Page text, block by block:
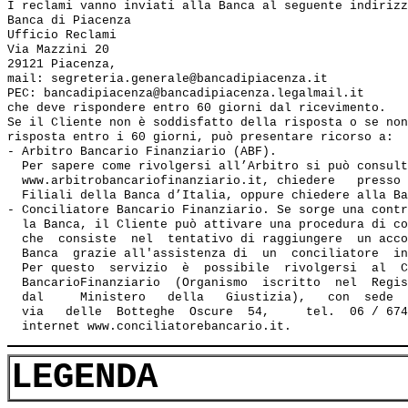
I reclami vanno inviati alla Banca al seguente
Banca di Piacenza
Ufficio Reclami
Via Mazzini 20
29121 Piacenza,
mail: segreteria.generale@bancadipiacenza.it
PEC: bancadipiacenza@bancadipiacenza.legalmail.it
che deve rispondere entro 60 giorni dal ricevimento.
Se il Cliente non è soddisfatto della risposta o se
risposta entro i 60 giorni, può presentare ricorso a:
- Arbitro Bancario Finanziario (ABF).
Per sapere come rivolgersi all’Arbitro si può
www.arbitrobancariofinanziario.it, chiedere   presso
Filiali della Banca d’Italia, oppure chiedere alla
- Conciliatore Bancario Finanziario. Se sorge una
la Banca, il Cliente può attivare una procedura di
che  consiste  nel  tentativo di raggiungere  un
Banca  grazie all'assistenza di  un  conciliatore
Per questo  servizio  è  possibile  rivolgersi  al
BancarioFinanziario  (Organismo  iscritto  nel
dal     Ministero   della   Giustizia),   con  sede
via   delle  Botteghe  Oscure  54,     tel.  06 /
LEGENDA